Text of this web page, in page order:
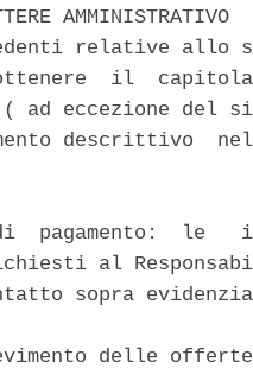
AMMINISTRATIVO
relative allo
il
( ad eccezione del
descrittivo
pagamento:  le
al
sopra
delle